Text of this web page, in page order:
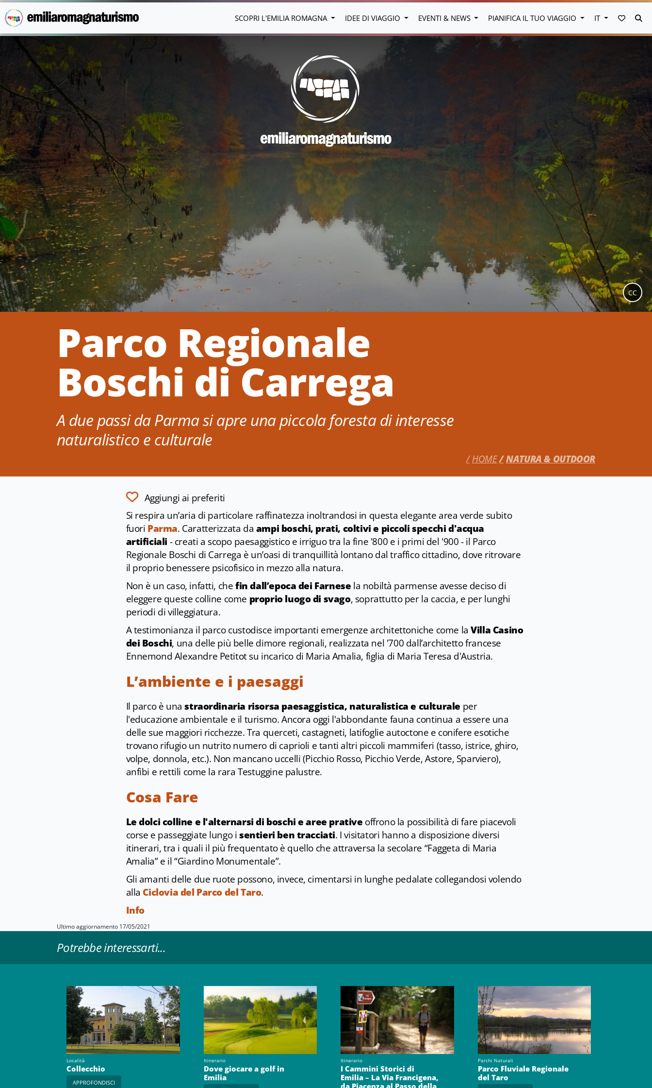
Vai al contenuto principale
SCOPRI L'EMILIA ROMAGNA IDEE DI VIAGGIO EVENTI & NEWS PIANIFICA IL TUO VIAGGIO IT VAI AI
Parco Regionale
Boschi di Carrega
A due passi da Parma si apre una piccola foresta di interesse
naturalistico e culturale
HOME NATURA & OUTDOOR
CC
Aggiungi ai preferiti
Si respira un’aria di particolare raffinatezza inoltrandosi in questa elegante area verde subito
fuori Parma. Caratterizzata da ampi boschi, prati, coltivi e piccoli specchi d'acqua
artificiali - creati a scopo paesaggistico e irriguo tra la fine '800 e i primi del '900 - il Parco
Regionale Boschi di Carrega è un’oasi di tranquillità lontano dal traffico cittadino, dove ritrovare
il proprio benessere psicofisico in mezzo alla natura.
Non è un caso, infatti, chefin dall’epoca dei Farnese la nobiltà parmense avesse deciso di
eleggere queste colline come proprio luogo di svago, soprattutto per la caccia, e per lunghi
periodi di villeggiatura.
A testimonianza il parco custodisce importanti emergenze architettoniche come laVilla Casino
dei Boschi, una delle più belle dimore regionali, realizzata nel '700 dall’architetto francese
Ennemond Alexandre Petitot su incarico di Maria Amalia, figlia di Maria Teresa d'Austria.
L’ambiente e i paesaggi
Il parco è unastraordinaria risorsa paesaggistica, naturalistica e culturale per
l'educazione ambientale e il turismo. Ancora oggi l'abbondante fauna continua a essere una
delle sue maggiori ricchezze. Tra querceti, castagneti, latifoglie autoctone e conifere esotiche
trovano rifugio un nutrito numero di caprioli e tanti altri piccoli mammiferi (tasso, istrice, ghiro,
volpe, donnola, etc.). Non mancano uccelli (Picchio Rosso, Picchio Verde, Astore, Sparviero),
anfibi e rettili come la rara Testuggine palustre.
Cosa Fare
Le dolci colline e l'alternarsi di boschi e aree prative offrono la possibilità di fare piacevoli
corse e passeggiate lungo isentieri ben tracciati. I visitatori hanno a disposizione diversi
itinerari, tra i quali il più frequentato è quello che attraversa la secolare “Faggeta di Maria
Amalia” e il “Giardino Monumentale”.
Gli amanti delle due ruote possono, invece, cimentarsi in lunghe pedalate collegandosi volendo
alla Ciclovia del Parco del Taro.
Info
Ultimo aggiornamento 17/05/2021
Potrebbe interessarti...
Località
Collecchio
APPROFONDISCI
Itinerario
Dove giocare a golf in
Emilia
Itinerario
I Cammini Storici di
Emilia – La Via Francigena,
da Piacenza al Passo della
Parchi Naturali
Parco Fluviale Regionale
del Taro